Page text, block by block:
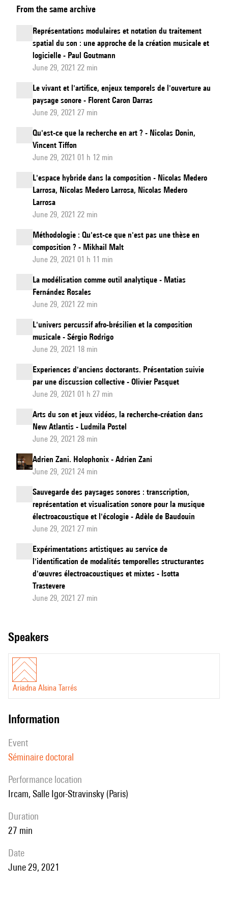
techniques
enjeux
l'écriture
temps
dans
musique
mixte
From the same archive
Représentations modulaires et notation du traitement
spatial du son : une approche de la création musicale et
logicielle - Paul Goutmann
June 29, 2021 22 min
Le vivant et l'artifice, enjeux temporels de l'ouverture au
paysage sonore - Florent Caron Darras
June 29, 2021 27 min
Qu'est-ce que la recherche en art ? - Nicolas Donin,
Vincent Tiffon
June 29, 2021 01 h 12 min
L'espace hybride dans la composition - Nicolas Medero
Larrosa, Nicolas Medero Larrosa, Nicolas Medero
Larrosa
June 29, 2021 22 min
Méthodologie : Qu'est-ce que n'est pas une thèse en
composition ? - Mikhail Malt
June 29, 2021 01 h 11 min
La modélisation comme outil analytique - Matias
Fernández Rosales
June 29, 2021 22 min
L'univers percussif afro-brésilien et la composition
musicale - Sérgio Rodrigo
June 29, 2021 18 min
Experiences d'anciens doctorants. Présentation suivie
par une discussion collective - Olivier Pasquet
June 29, 2021 01 h 27 min
Arts du son et jeux vidéos, la recherche-création dans
New Atlantis - Ludmila Postel
June 29, 2021 28 min
Adrien Zani. Holophonix - Adrien Zani
June 29, 2021 24 min
Sauvegarde des paysages sonores : transcription,
représentation et visualisation sonore pour la musique
électroacoustique et l'écologie - Adèle de Baudouin
June 29, 2021 27 min
Expérimentations artistiques au service de
l'identification de modalités temporelles structurantes
d'œuvres électroacoustiques et mixtes - Isotta
Trastevere
June 29, 2021 27 min
speakers
Ariadna Alsina Tarrés
information
event
Séminaire doctoral
performance location
Ircam, Salle Igor-Stravinsky (Paris)
duration
27 min
date
June 29, 2021